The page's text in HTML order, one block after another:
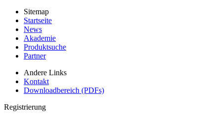
Sitemap
Startseite
News
Akademie
Produktsuche
Partner
Andere Links
Kontakt
Downloadbereich (PDFs)
Registrierung